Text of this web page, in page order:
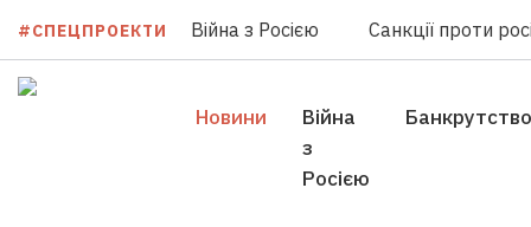
#СПЕЦПРОЕКТИ Війна з Росією Санкції проти
Новини
Війна
з
Росією
Банкрутство